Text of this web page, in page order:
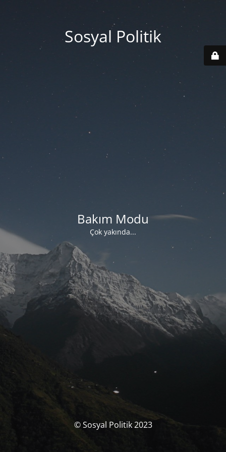
Sosyal Politik
Bakım Modu
Çok yakında...
© Sosyal Politik 2023